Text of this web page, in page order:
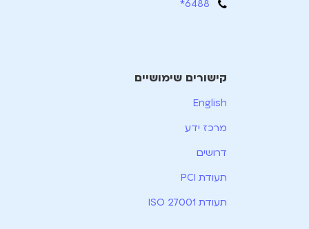
6488*
קישורים שימושיים
English
מרכז ידע
דרושים
תעודת PCI
תעודת ISO 27001